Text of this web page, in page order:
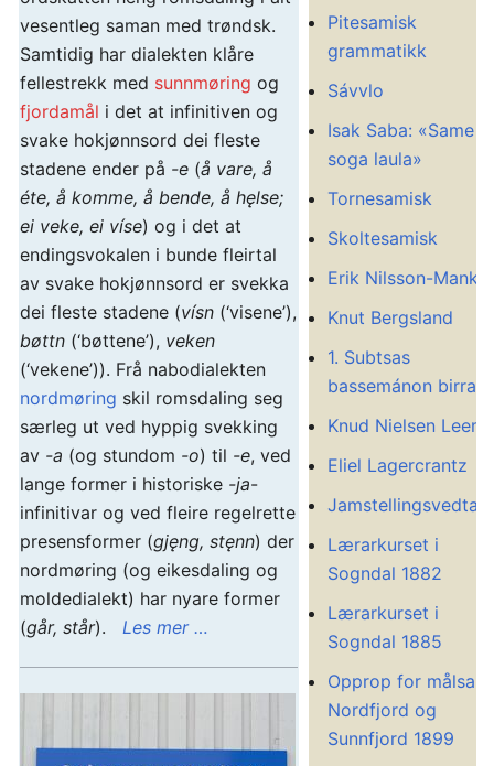
vesentleg saman med trøndsk.
Samtidig har dialekten klåre
fellestrekk med sunnmøring og
fjordamål i det at infinitiven og
svake hokjønnsord dei fleste
stadene ender på -e (å vare, å
éte, å komme, å bende, å hęlse;
ei veke, ei víse) og i det at
endingsvokalen i bunde fleirtal
av svake hokjønnsord er svekka
dei fleste stadene (vísn (‘visene’),
bøttn (‘bøttene’), veken
(‘vekene’)). Frå nabodialekten
nordmøring skil romsdaling seg
særleg ut ved hyppig svekking
av -a (og stundom -o) til -e, ved
lange former i historiske -ja-
infinitivar og ved fleire regelrette
presensformer (gjęng, stęnn) der
nordmøring (og eikesdaling og
moldedialekt) har nyare former
(går, står). Les mer …
Pitesamisk
grammatikk
Sávvlo
Isak Saba: «Same
soga laula»
Tornesamisk
Skoltesamisk
Erik Nilsson-
Knut Bergsland
1. Subtsas
bassemánon birra
Knud Nielsen Leem
Eliel Lagercrantz
Lærarkurset i
Sogndal 1882
Lærarkurset i
Sogndal 1885
Opprop for
Nordfjord og
Sunnfjord 1899